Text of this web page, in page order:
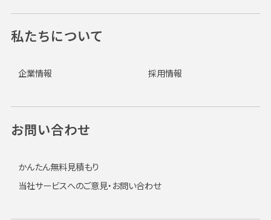
私たちについて
企業情報 採用情報
お問い合わせ
かんたん無料見積もり
当社サービスへのご意見・お問い合わせ